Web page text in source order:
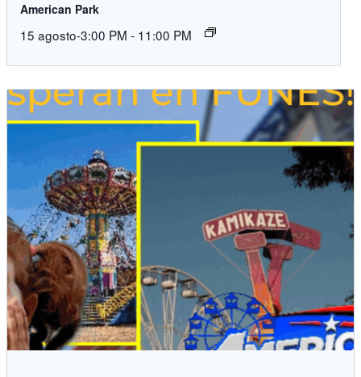
American Park
15 agosto-3:00 PM - 11:00 PM